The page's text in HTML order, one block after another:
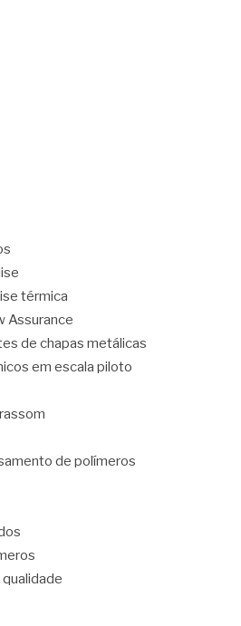
térmica
Assurance
de chapas metálicas
em escala piloto
de polímeros